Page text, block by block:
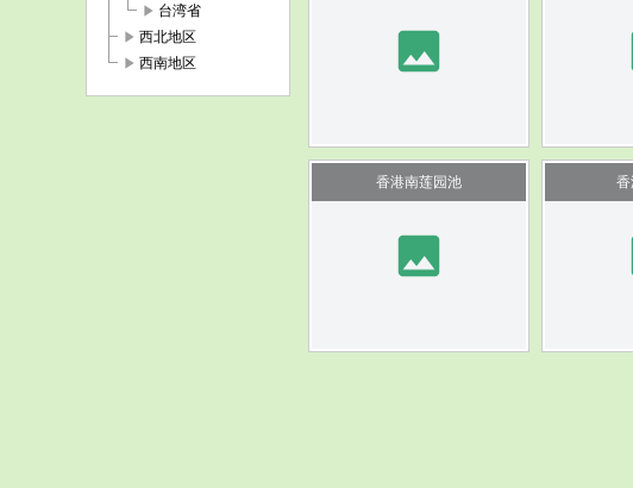
play_arrow 台湾省
play_arrow 西北地区
play_arrow 西南地区 image
image
香港南莲园池